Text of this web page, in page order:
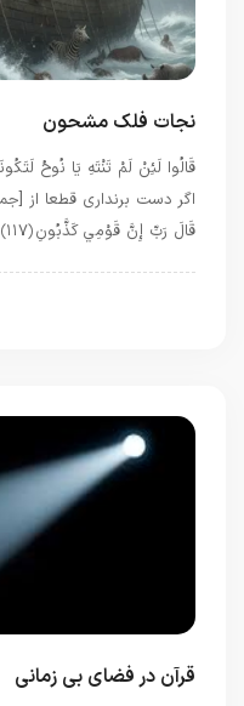
نجات فلک مشحون
قَالَ رَبِّ إِنَّ قَوْمِي كَذَّبُونِ ﴿۱۱۷﴾ گفت پروردگارا قوم من …
قرآن در فضای بی زمانی